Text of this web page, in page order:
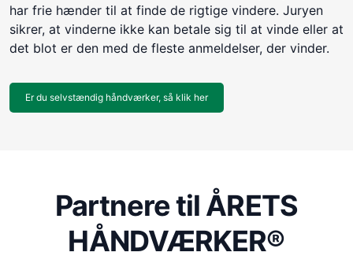
har frie hænder til at finde de rigtige vindere. Juryen
sikrer, at vinderne ikke kan betale sig til at vinde eller at
det blot er den med de fleste anmeldelser, der vinder.
Er du selvstændig håndværker, så klik her
Partnere til ÅRETS
HÅNDVÆRKER®